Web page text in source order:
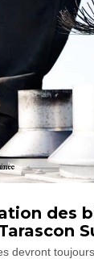
des
devront